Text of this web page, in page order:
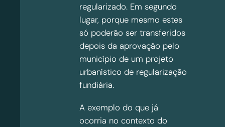
regularizado. Em segundo
lugar, porque mesmo estes
só poderão ser transferidos
depois da aprovação pelo
município de um projeto
urbanístico de regularização
fundiária.
A exemplo do que já
ocorria no contexto do